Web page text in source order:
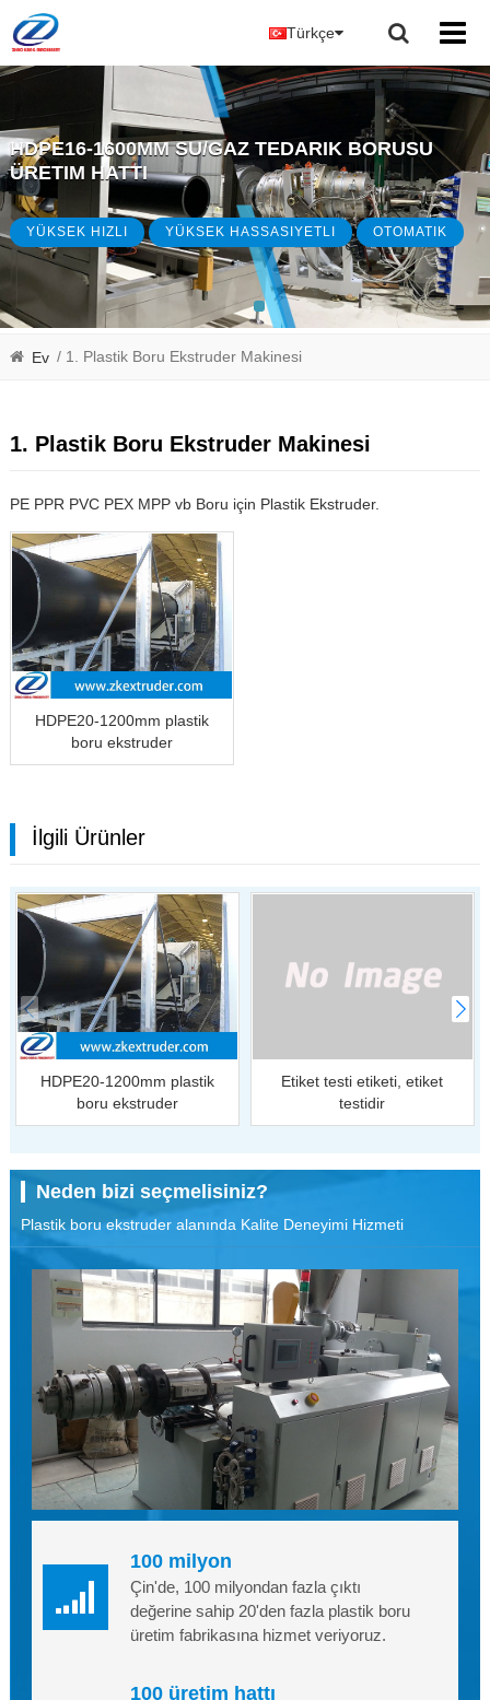
Türkçe
HDPE16-1600MM SU/GAZ TEDARIK BORUSU
ÜRETIM HATTI
YÜKSEK HIZLI YÜKSEK HASSASIYETLI OTOMATIK
Ev / 1. Plastik Boru Ekstruder Makinesi
1. Plastik Boru Ekstruder Makinesi
PE PPR PVC PEX MPP vb Boru için Plastik Ekstruder.
HDPE20-1200mm plastik
boru ekstruder
İlgili Ürünler
HDPE20-1200mm plastik
boru ekstruder
Etiket testi etiketi, etiket
testidir
Neden bizi seçmelisiniz?
Plastik boru ekstruder alanında Kalite Deneyimi Hizmeti
100 milyon
Çin'de, 100 milyondan fazla çıktı
değerine sahip 20'den fazla plastik boru
üretim fabrikasına hizmet veriyoruz.
100 üretim hattı